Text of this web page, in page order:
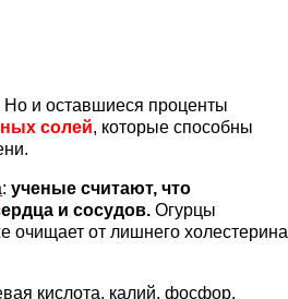
Но и оставшиеся проценты
солей, которые способны
: ученые считают, что
и сосудов. Огурцы
очищает от лишнего холестерина
кислота, калий, фосфор,